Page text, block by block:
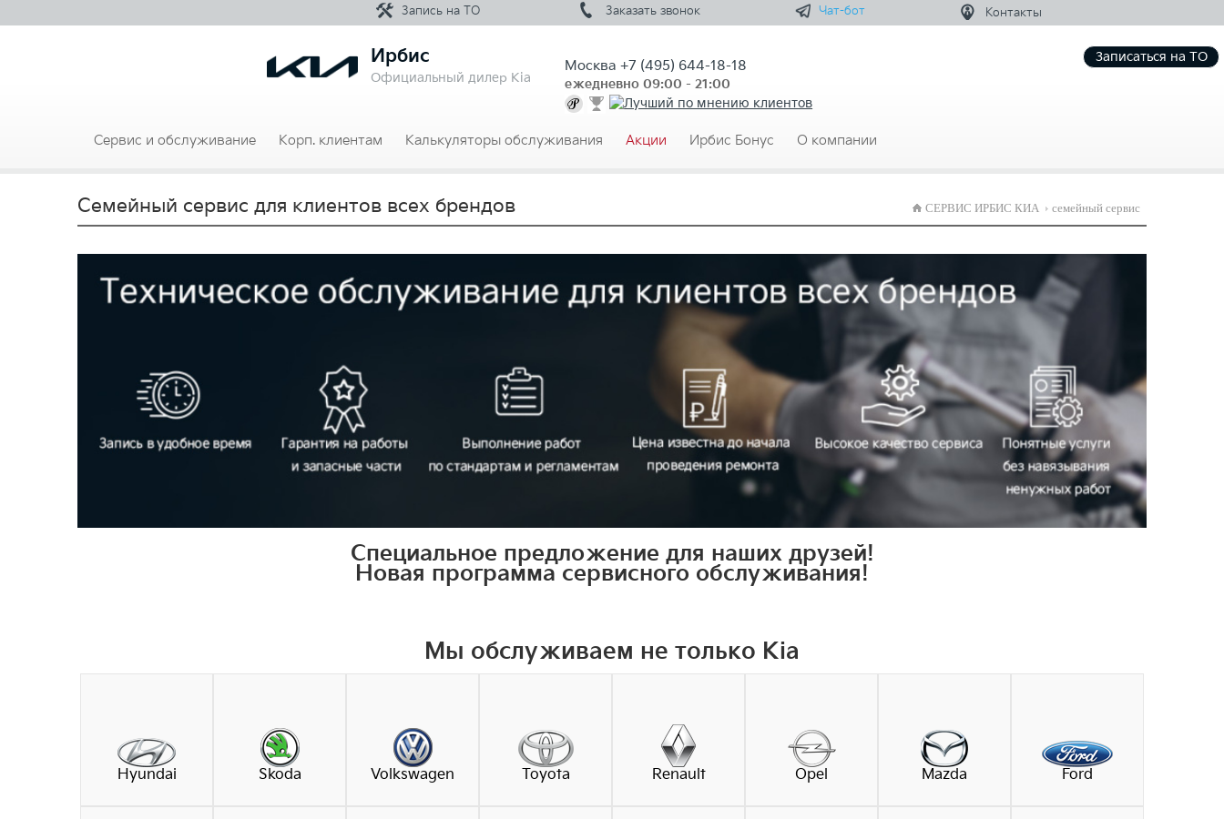
Запись наТО Заказать звонок Чат-бот Контакты
Ирбис
Официальный дилер Kia
Москва +7 (495) 644-18-18
ежедневно 09:00 - 21:00
Сервис и обслуживание Корп. клиентам Калькуляторы обслуживания Акции Ирбис Бонус О компании
Семейный сервис для клиентов всех брендов СЕРВИС ИРБИС КИА семейный сервис
Специальное предложение для наших друзей!
Новая программа сервисного обслуживания!
Мы обслуживаем не только Kia
Hyundai Skoda Volkswagen Toyota Renault Opel Mazda Ford
Записаться на ТО